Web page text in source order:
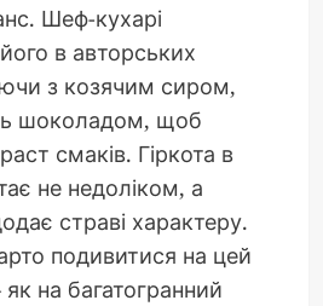
Шеф-кухарі
в авторських
з козячим сиром,
шоколадом, щоб
смаків. Гіркота в
не недоліком, а
страві характеру.
подивитися на цей
на багатогранний